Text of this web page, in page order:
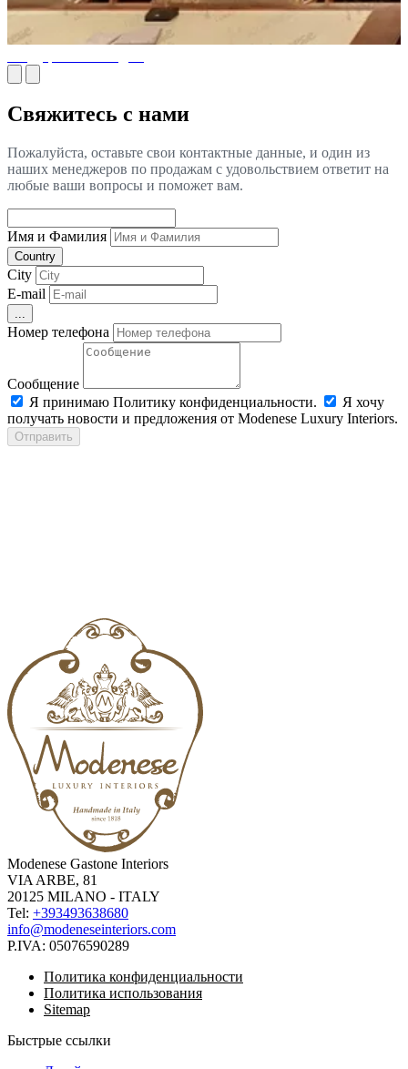
Свяжитесь с нами
Пожалуйста, оставьте свои контактные данные, и один из
наших менеджеров по продажам с удовольствием ответит на
любые ваши вопросы и поможет вам.
Имя и Фамилия
Country
City
E-mail
Номер телефона
Сообщение
Я принимаю Политику конфиденциальности.
Я хочу
получать новости и предложения от Modenese Luxury Interiors.
Отправить
Modenese Gastone Interiors
VIA ARBE, 81
20125 MILANO - ITALY
Tel: +393493638680
info@modeneseinteriors.com
P.IVA: 05076590289
Политика конфиденциальности
Политика использования
Sitemap
Быстрые ссылки